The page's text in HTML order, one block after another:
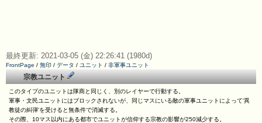
最終更新: 2021-03-05 (金) 22:26:41 (1980d)
FrontPage / 無印 / データ / ユニット / 非軍事ユニット
宗教ユニット
このタイプのユニットは隊商と同じく、別のレイヤーで行動する。
軍事・文民ユニットにはブロックされないが、同じマスにいる敵の軍事ユニットによって'異
教徒の糾弾'を受けると無条件で消滅する。
その際、10マス以内にある都市でユニットが信仰する宗教の影響が250減少する。